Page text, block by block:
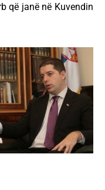
që janë në Kuvendin